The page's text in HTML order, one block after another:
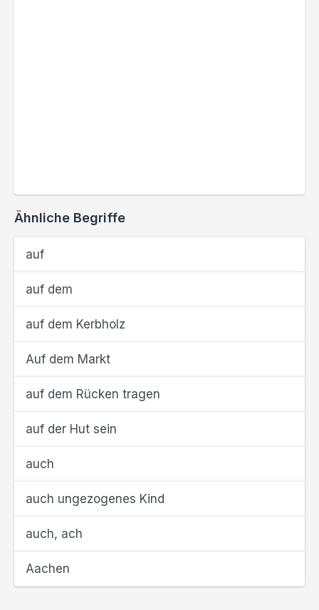
Ähnliche Begriffe
auf
auf dem
auf dem Kerbholz
Auf dem Markt
auf dem Rücken tragen
auf der Hut sein
auch
auch ungezogenes Kind
auch, ach
Aachen